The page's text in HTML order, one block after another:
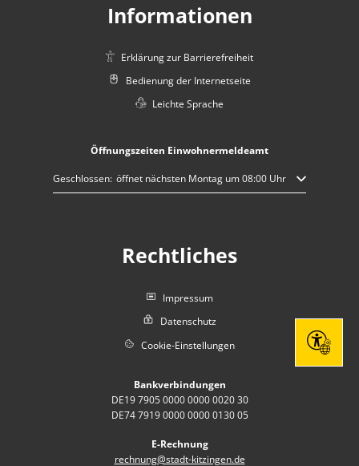
Informationen
Erklärung zur Barrierefreiheit
Bedienung der Internetseite
Leichte Sprache
Öffnungszeiten Einwohnermeldeamt
Klicken, um weitere Öffnungs- oder Schließzeiten auszublenden
Geschlossen: öffnet nächsten Montag um 08:00 Uhr
Rechtliches
Impressum
Datenschutz
Cookie-Einstellungen
Bankverbindungen
DE19 7905 0000 0000 0020 30
DE74 7919 0000 0000 0130 05
E-Rechnung
rechnung@stadt-kitzingen.de
Seite